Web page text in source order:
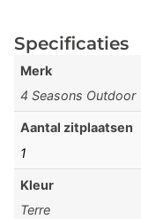
Specificaties
Merk
4 Seasons Outdoor
Aantal zitplaatsen
1
Kleur
Terre